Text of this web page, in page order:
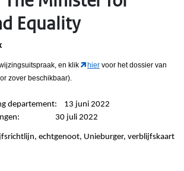
Equality
en klik hier voor het dossier van
zover beschikbaar).
departement: 13 juni 2022
30 juli 2022
echtgenoot, Unieburger, verblijfskaart